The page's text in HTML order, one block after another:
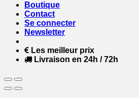
Boutique
Contact
Se connecter
Newsletter
Les meilleur prix
Livraison en 24h / 72h